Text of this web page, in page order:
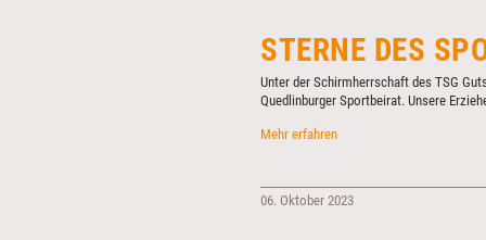
STERNE DES
Unter der Schirmherrschaft des TSG
Quedlinburger Sportbeirat. Unsere
Mehr erfahrenSTERNE
06. Oktober 2023